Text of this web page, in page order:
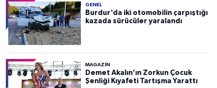
GENEL
Burdur'da iki otomobilin çarpıştığı
kazada sürücüler yaralandı
MAGAZİN
Demet Akalın’ın Zorkun Çocuk
Şenliği Kıyafeti Tartışma Yarattı